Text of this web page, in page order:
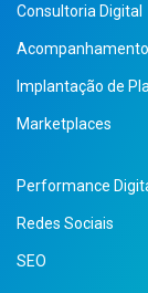
Consultoria Digital
Implantação de
Marketplaces
Performance
Redes Sociais
SEO